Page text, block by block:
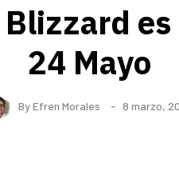
24 Mayo
ByEfren Morales 8 marzo,